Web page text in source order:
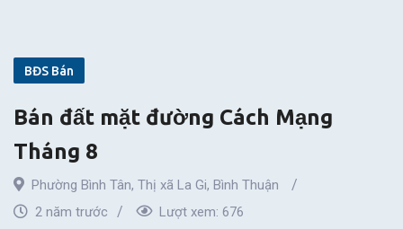
đường
Mạng
Tháng
8
BĐS Bán
Bán đất mặt đường Cách Mạng
Tháng 8
Phường Bình Tân, Thị xã La Gi, Bình Thuận
2 năm trước
Lượt xem: 676